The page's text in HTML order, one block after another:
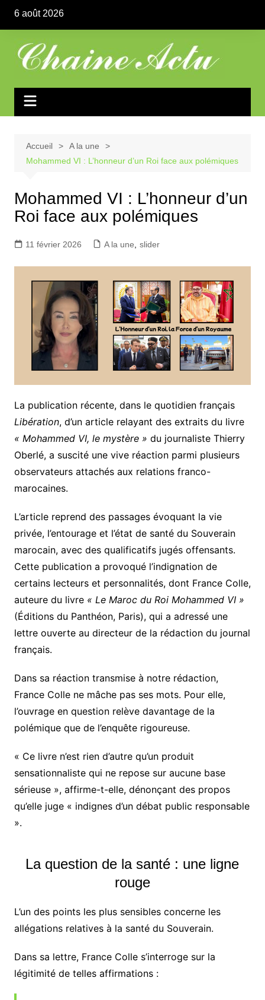
contenu
6 août 2026
Accueil
A la une
Mohammed VI : L’honneur d’un Roi face aux polémiques
Mohammed VI : L’honneur d’un
Roi face aux polémiques
11 février 2026 A la une slider
La publication récente, dans le quotidien français
Libération, d’un article relayant des extraits du livre
« Mohammed VI, le mystère » du journaliste Thierry
Oberlé, a suscité une vive réaction parmi plusieurs
observateurs attachés aux relations franco-
marocaines.
L’article reprend des passages évoquant la vie
privée, l’entourage et l’état de santé du Souverain
marocain, avec des qualificatifs jugés offensants.
Cette publication a provoqué l’indignation de
certains lecteurs et personnalités, dont France Colle,
auteure du livre « Le Maroc du Roi Mohammed VI »
(Éditions du Panthéon, Paris), qui a adressé une
lettre ouverte au directeur de la rédaction du journal
français.
Dans sa réaction transmise à notre rédaction,
France Colle ne mâche pas ses mots. Pour elle,
l’ouvrage en question relève davantage de la
polémique que de l’enquête rigoureuse.
« Ce livre n’est rien d’autre qu’un produit
sensationnaliste qui ne repose sur aucune base
sérieuse », affirme-t-elle, dénonçant des propos
qu’elle juge « indignes d’un débat public responsable
».
La question de la santé : une ligne
rouge
L’un des points les plus sensibles concerne les
allégations relatives à la santé du Souverain.
Dans sa lettre, France Colle s’interroge sur la
légitimité de telles affirmations :